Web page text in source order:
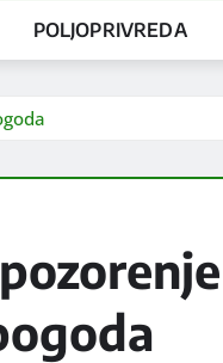
POLJOPRIVREDA